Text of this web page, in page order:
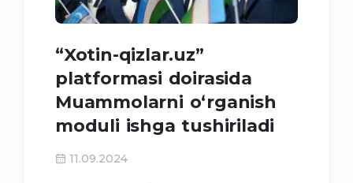
“Xotin-qizlar.uz”
platformasi doirasida
Muammolarni o‘rganish
moduli ishga tushiriladi
11.09.2024